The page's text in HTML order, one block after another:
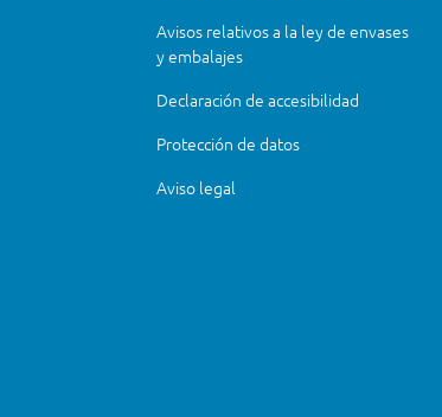
Avisos relativos a la ley de envases
y embalajes
Declaración de accesibilidad
Protección de datos
Aviso legal